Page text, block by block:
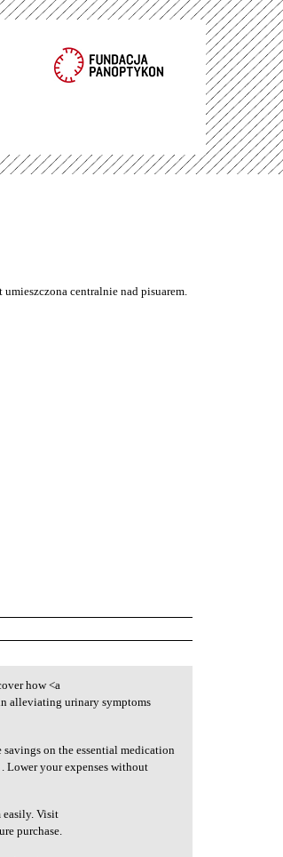
centralnie nad pisuarem.
how <a
alleviating urinary symptoms
on the essential medication
Lower your expenses without
easily. Visit
purchase.